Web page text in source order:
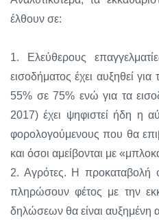
έλθουν σε:
1. Ελεύθερους
εισοδήματος έχει αυξηθεί
55% σε 75% ενώ για τα
2017) έχει ψηφιστεί ήδη η
φορολογούμενους που θα
και όσοι αμείβονται με
2. Αγρότες. Η προκαταβολή
πληρώσουν φέτος με την
δηλώσεων θα είναι αυξημένη